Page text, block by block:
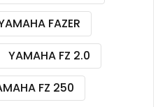
FAZER
YAMAHA FZ 2.0
FZ 250